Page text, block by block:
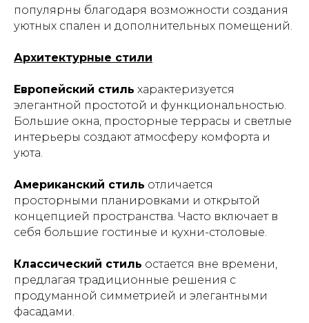
популярны благодаря возможности создания
уютных спален и дополнительных помещений.
Архитектурные стили
Европейский стиль характеризуется
элегантной простотой и функциональностью.
Большие окна, просторные террасы и светлые
интерьеры создают атмосферу комфорта и
уюта.
Американский стиль отличается
просторными планировками и открытой
концепцией пространства. Часто включает в
себя большие гостиные и кухни-столовые.
Классический стиль остается вне времени,
предлагая традиционные решения с
продуманной симметрией и элегантными
фасадами.